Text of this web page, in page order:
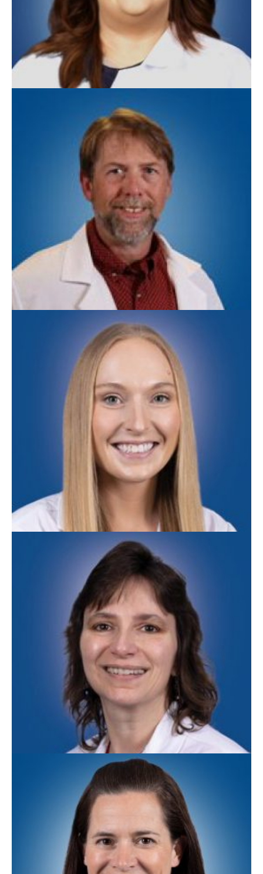
Kara Flatt, APN
Medicina Familiar
Jerry Martin, APN
Medicina Familiar
Samantha Stadts, PA-C
Medicina Familiar
Teresa Johnson, APN
Medicina Familiar